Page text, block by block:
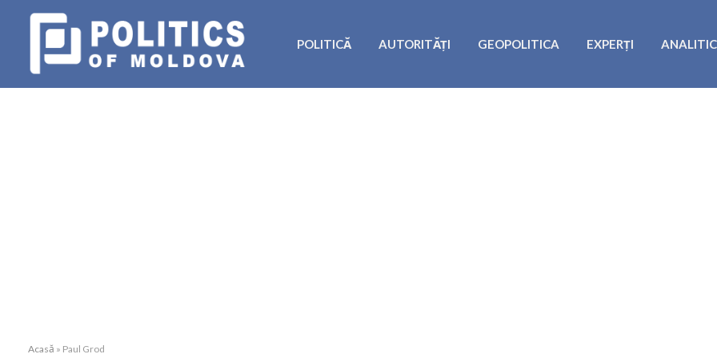
POLITICĂ AUTORITĂȚI GEOPOLITICA EXPERȚI
Acasă » Paul Grod